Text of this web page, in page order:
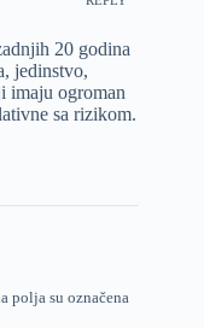
20 godina
jedinstvo,
imaju ogroman
sa rizikom.
polja su označena